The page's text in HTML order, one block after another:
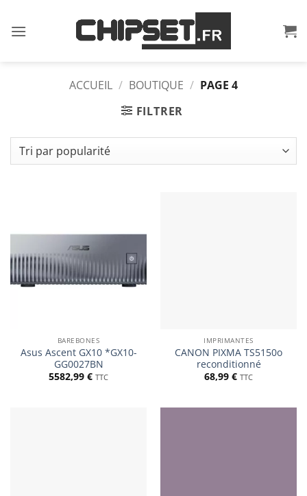
au
ACCUEIL / BOUTIQUE / PAGE 4
FILTRER
BAREBONES
Asus Ascent GX10 *GX10-
GG0027BN
5582,99 € TTC
IMPRIMANTES
CANON PIXMA TS5150o
reconditionné
68,99 € TTC